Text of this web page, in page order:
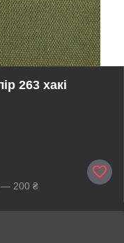
263 хакі
— 200 ₴